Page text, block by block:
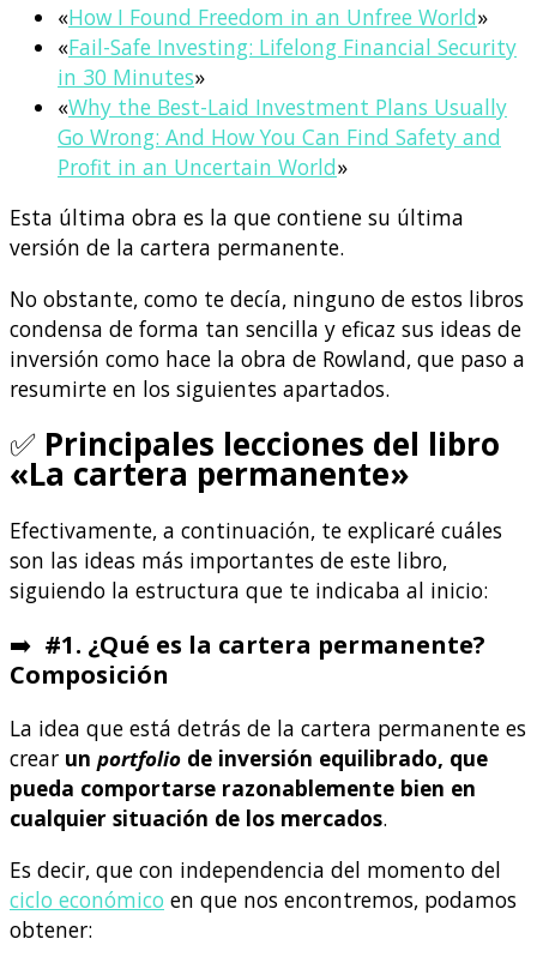
«How I Found Freedom in an Unfree World»
«Fail-Safe Investing: Lifelong Financial Security
in 30 Minutes»
«Why the Best-Laid Investment Plans Usually
Go Wrong: And How You Can Find Safety and
Profit in an Uncertain World»
Esta última obra es la que contiene su última
versión de la cartera permanente.
No obstante, como te decía, ninguno de estos libros
condensa de forma tan sencilla y eficaz sus ideas de
inversión como hace la obra de Rowland, que paso a
resumirte en los siguientes apartados.
✅ Principales lecciones del libro
«La cartera permanente»
Efectivamente, a continuación, te explicaré cuáles
son las ideas más importantes de este libro,
siguiendo la estructura que te indicaba al inicio:
➡️ #1. ¿Qué es la cartera permanente?
Composición
La idea que está detrás de la cartera permanente es
crear un portfolio de inversión equilibrado, que
pueda comportarse razonablemente bien en
cualquier situación de los mercados.
Es decir, que con independencia del momento del
ciclo económico en que nos encontremos, podamos
obtener: